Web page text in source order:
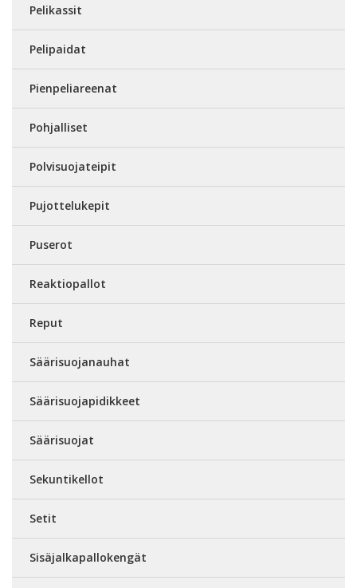
Pelikassit
Pelipaidat
Pienpeliareenat
Pohjalliset
Polvisuojateipit
Pujottelukepit
Puserot
Reaktiopallot
Reput
Säärisuojanauhat
Säärisuojapidikkeet
Säärisuojat
Sekuntikellot
Setit
Sisäjalkapallokengät